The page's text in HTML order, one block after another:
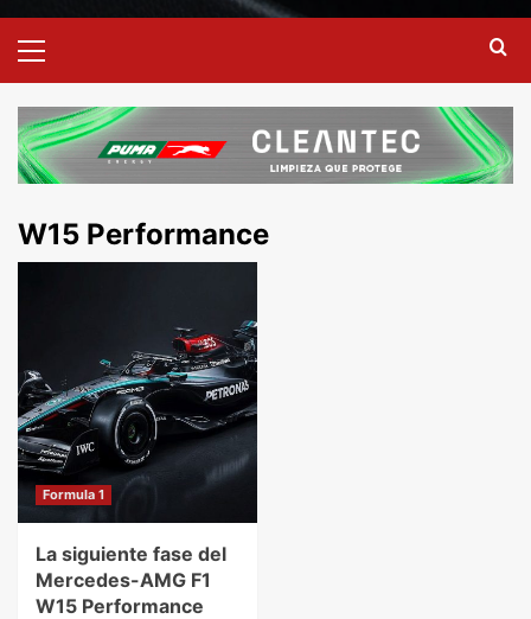
W15 Performance
Formula 1
La siguiente fase del
Mercedes-AMG F1
W15 Performance